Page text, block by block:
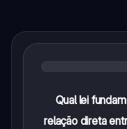
Qual lei
relação direta